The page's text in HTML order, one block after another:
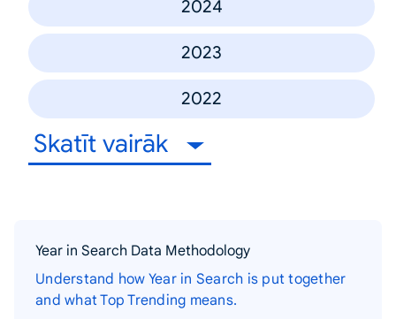
2024
2023
2022
Skatīt vairāk
Year in Search Data Methodology
Understand how Year in Search is put together
and what Top Trending means.